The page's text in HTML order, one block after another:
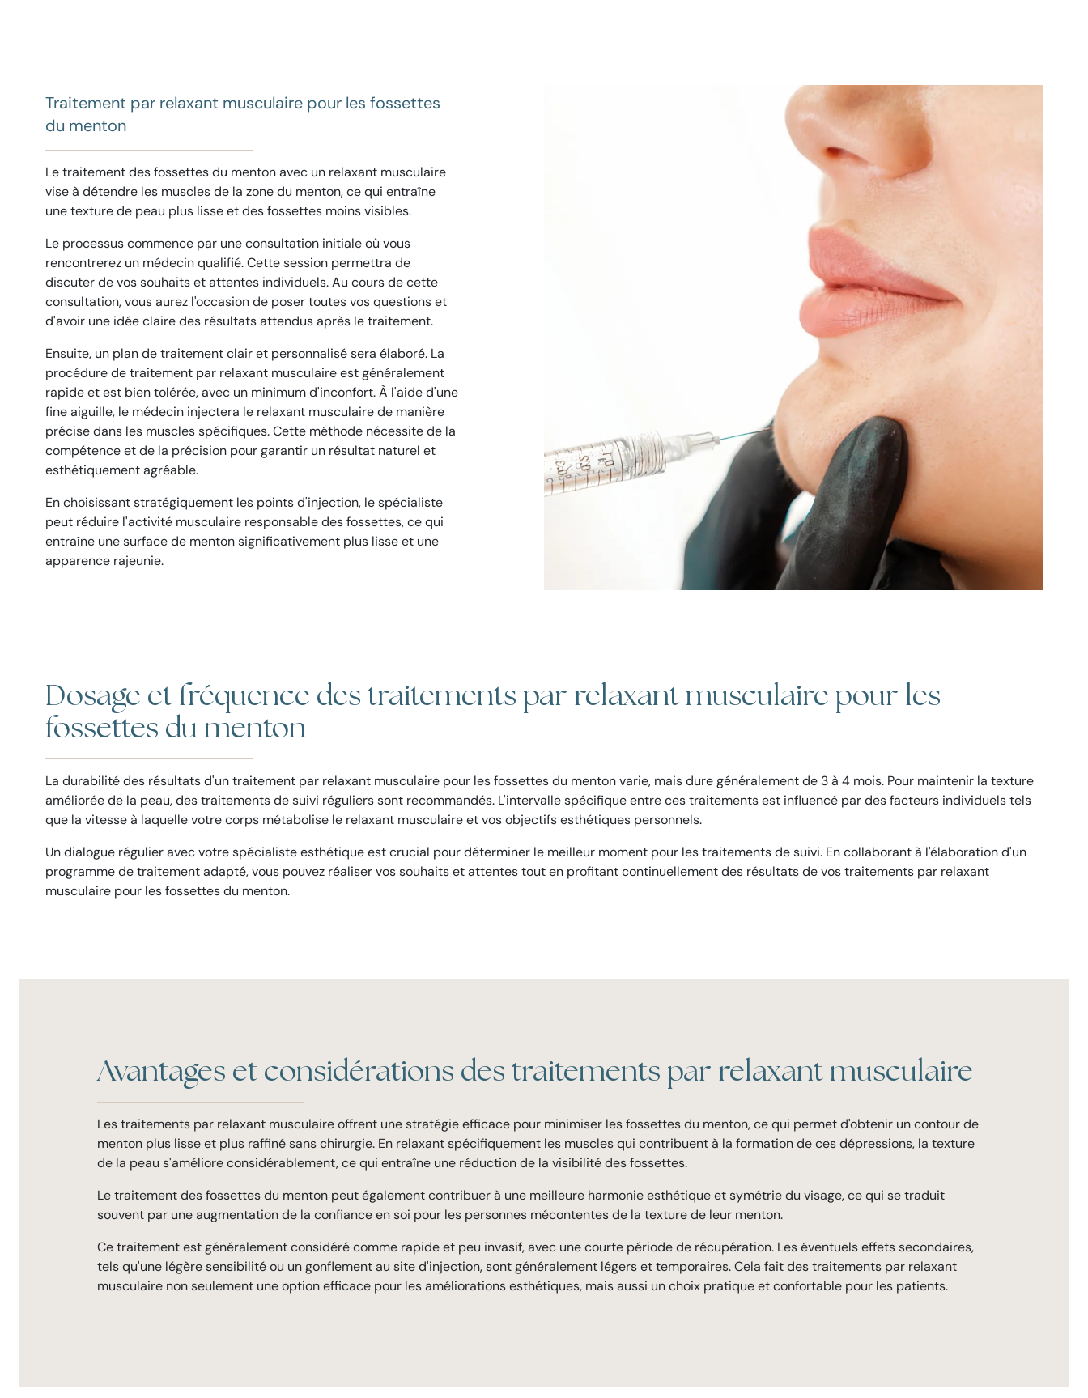
Traitement par relaxant musculaire pour les fossettes
du menton
Le traitement des fossettes du menton avec un relaxant musculaire
vise à détendre les muscles de la zone du menton, ce qui entraîne
une texture de peau plus lisse et des fossettes moins visibles.
Le processus commence par une consultation initiale où vous
rencontrerez un médecin qualifié. Cette session permettra de
discuter de vos souhaits et attentes individuels. Au cours de cette
consultation, vous aurez l'occasion de poser toutes vos questions et
d'avoir une idée claire des résultats attendus après le traitement.
Ensuite, un plan de traitement clair et personnalisé sera élaboré. La
procédure de traitement par relaxant musculaire est généralement
rapide et est bien tolérée, avec un minimum d'inconfort. À l'aide d'une
fine aiguille, le médecin injectera le relaxant musculaire de manière
précise dans les muscles spécifiques. Cette méthode nécessite de la
compétence et de la précision pour garantir un résultat naturel et
esthétiquement agréable.
En choisissant stratégiquement les points d'injection, le spécialiste
peut réduire l'activité musculaire responsable des fossettes, ce qui
entraîne une surface de menton significativement plus lisse et une
apparence rajeunie.
Dosage et fréquence des traitements par relaxant musculaire pour les
fossettes du menton
La durabilité des résultats d'un traitement par relaxant musculaire pour les fossettes du menton varie, mais dure généralement de 3 à 4 mois. Pour maintenir la texture
améliorée de la peau, des traitements de suivi réguliers sont recommandés. L'intervalle spécifique entre ces traitements est influencé par des facteurs individuels tels
que la vitesse à laquelle votre corps métabolise le relaxant musculaire et vos objectifs esthétiques personnels.
Un dialogue régulier avec votre spécialiste esthétique est crucial pour déterminer le meilleur moment pour les traitements de suivi. En collaborant à l'élaboration d'un
programme de traitement adapté, vous pouvez réaliser vos souhaits et attentes tout en profitant continuellement des résultats de vos traitements par relaxant
musculaire pour les fossettes du menton.
Avantages et considérations des traitements par relaxant musculaire
Les traitements par relaxant musculaire offrent une stratégie efficace pour minimiser les fossettes du menton, ce qui permet d'obtenir un contour de
menton plus lisse et plus raffiné sans chirurgie. En relaxant spécifiquement les muscles qui contribuent à la formation de ces dépressions, la texture
de la peau s'améliore considérablement, ce qui entraîne une réduction de la visibilité des fossettes.
Le traitement des fossettes du menton peut également contribuer à une meilleure harmonie esthétique et symétrie du visage, ce qui se traduit
souvent par une augmentation de la confiance en soi pour les personnes mécontentes de la texture de leur menton.
Ce traitement est généralement considéré comme rapide et peu invasif, avec une courte période de récupération. Les éventuels effets secondaires,
tels qu'une légère sensibilité ou un gonflement au site d'injection, sont généralement légers et temporaires. Cela fait des traitements par relaxant
musculaire non seulement une option efficace pour les améliorations esthétiques, mais aussi un choix pratique et confortable pour les patients.